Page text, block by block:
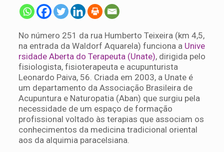
No número 251 da rua Humberto Teixeira (km 4,5,
na entrada da Waldorf Aquarela) funciona a Unive
rsidade Aberta do Terapeuta (Unate), dirigida pelo
fisiologista, fisioterapeuta e acupunturista
Leonardo Paiva, 56. Criada em 2003, a Unate é
um departamento da Associação Brasileira de
Acupuntura e Naturopatia (Aban) que surgiu pela
necessidade de um espaço de formação
profissional voltado às terapias que associam os
conhecimentos da medicina tradicional oriental
aos da alquimia paracelsiana.